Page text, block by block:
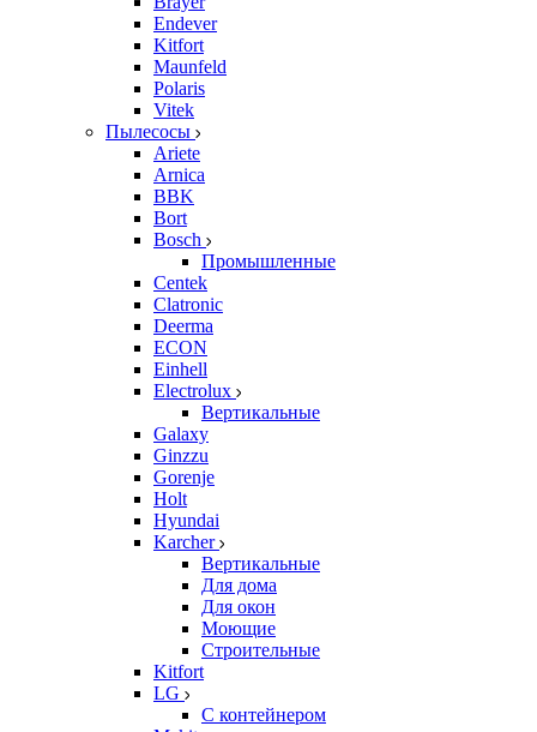
Endever
Kitfort
Maunfeld
Polaris
Vitek
Пылесосы
Ariete
Arnica
BBK
Bort
Bosch
Промышленные
Centek
Clatronic
Deerma
ECON
Einhell
Electrolux
Вертикальные
Galaxy
Ginzzu
Gorenje
Holt
Hyundai
Karcher
Вертикальные
Для дома
Для окон
Моющие
Строительные
Kitfort
LG
С контейнером